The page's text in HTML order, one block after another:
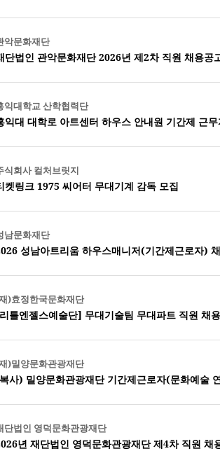
악문화재단
단법인 관악문화재단 2026년 제2차 직원 채용공
익대학교 산학협력단
익대 대학로 아트센터 하우스 안내원 기간제 근
식회사 컬처브릿지
켓링크 1975 씨어터 무대기계 감독 모집
남문화재단
성남아트리움 하우스매니저(기간제근로자)
)효정한국문화재단
틀엔젤스예술단] 무대기술팀 무대파트 직원 채용
)밀양문화관광재단
사) 밀양문화관광재단 기간제근로자(문화예술
단법인 영덕문화관광재단
년 재단법인 영덕문화관광재단 제4차 직원 채